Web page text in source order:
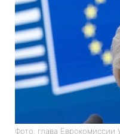
Фото: глава